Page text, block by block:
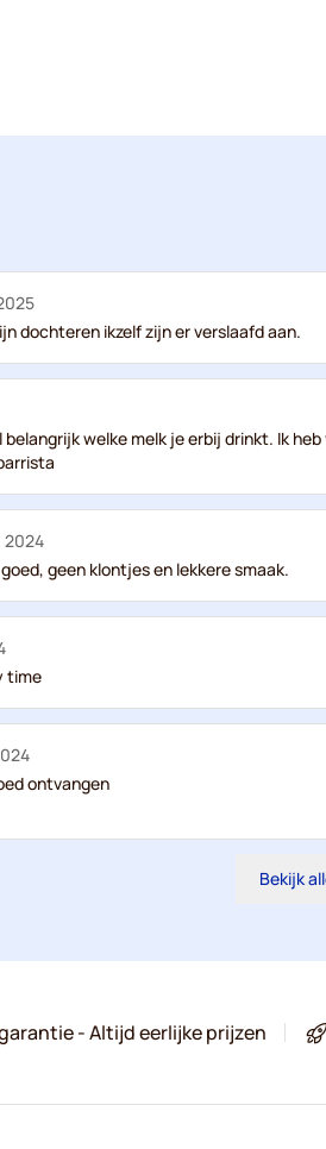
dochteren ikzelf zijn er verslaafd aan.
belangrijk welke melk je erbij drinkt. Ik
2024
geen klontjes en lekkere smaak.
time
ontvangen
Bekijk
- Altijd eerlijke prijzen